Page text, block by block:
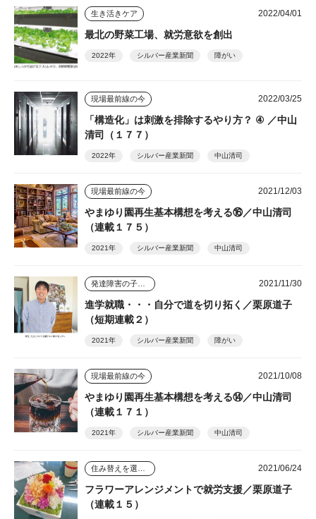
生き活きケア 2022/04/01
最北の野菜工場、就労意欲を創出
2022年 シルバー産業新聞 障がい
現場最前線の今 2022/03/25
「構造化」は刺激を排除するやり方？ ④ ／中山
清司（１７７）
2022年 シルバー産業新聞 中山清司
現場最前線の今 2021/12/03
やまゆり園再生基本構想を考える⑯／中山清司
（連載１７５）
2021年 シルバー産業新聞 中山清司
2021/11/30
進学就職・・・自分で道を切り拓く／栗原道子
（短期連載２）
2021年 シルバー産業新聞 障がい
現場最前線の今 2021/10/08
やまゆり園再生基本構想を考える⑭／中山清司
（連載１７１）
2021年 シルバー産業新聞 中山清司
2021/06/24
フラワーアレンジメントで就労支援／栗原道子
（連載１５）